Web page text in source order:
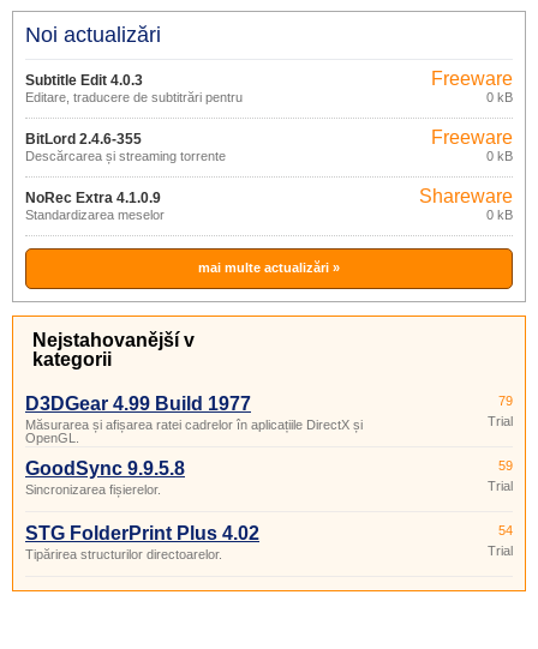
Noi actualizări
Subtitle Edit 4.0.3
Editare, traducere de subtitrări pentru
Freeware
0 kB
BitLord 2.4.6-355
Descărcarea și streaming torrente
Freeware
0 kB
NoRec Extra 4.1.0.9
Standardizarea meselor
Shareware
0 kB
mai multe actualizări »
Nejstahovanější v
kategorii
D3DGear 4.99 Build 1977
Măsurarea și afișarea ratei cadrelor în aplicațiile DirectX și
OpenGL.
79
Trial
GoodSync 9.9.5.8
Sincronizarea fișierelor.
59
Trial
STG FolderPrint Plus 4.02
Tipărirea structurilor directoarelor.
54
Trial